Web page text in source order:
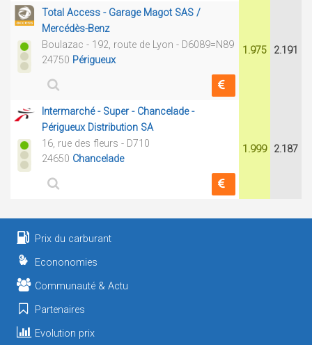
Total Access - Garage Magot SAS /
Mercédès-Benz
Boulazac - 192, route de Lyon - D6089=N89
24750 Périgueux
1.975 2.191
Intermarché - Super - Chancelade -
Périgueux Distribution SA
16, rue des fleurs - D710
24650 Chancelade
1.999 2.187
Prix du carburant
Econonomies
Communauté & Actu
Partenaires
Evolution prix